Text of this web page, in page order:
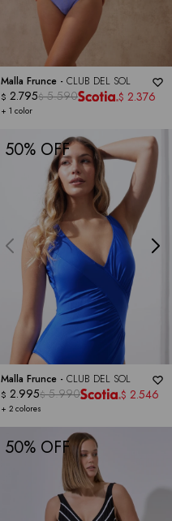
Malla Frunce - CLUB DEL SOL
+ 1 color
$ 2.795$ 5.590 $ 2.376
50
Malla Frunce - CLUB DEL SOL
+ 2 colores
$ 2.995$ 5.990 $ 2.546
50